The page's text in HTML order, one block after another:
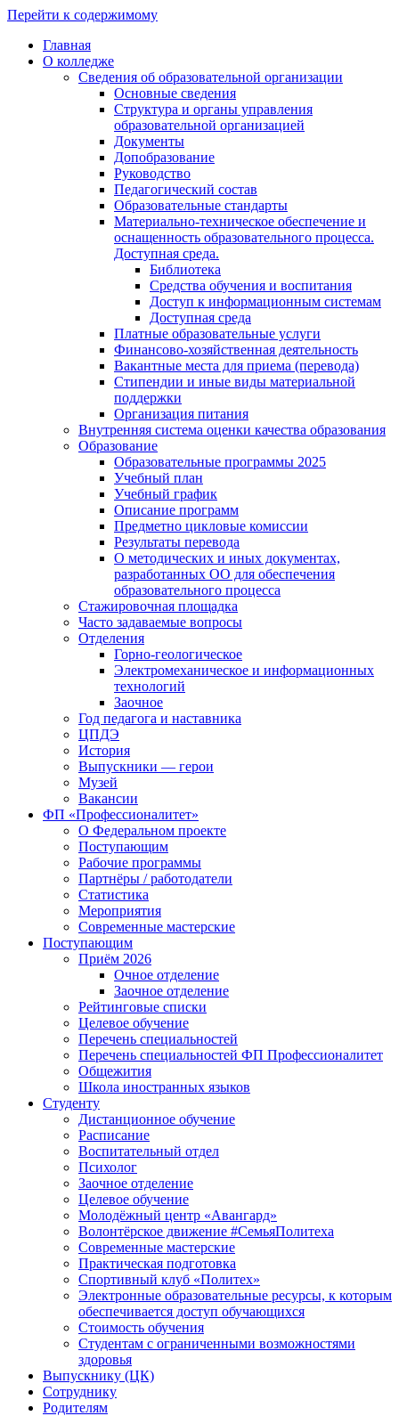
Перейти к содержимому
Главная
О колледже
Сведения об образовательной организации
Основные сведения
Структура и органы управления
образовательной организацией
Документы
Допобразование
Руководство
Педагогический состав
Образовательные стандарты
Материально-техническое обеспечение и
оснащенность образовательного процесса.
Доступная среда.
Библиотека
Средства обучения и воспитания
Доступ к информационным системам
Доступная среда
Платные образовательные услуги
Финансово-хозяйственная деятельность
Вакантные места для приема (перевода)
Стипендии и иные виды материальной
поддержки
Организация питания
Внутренняя система оценки качества образования
Образование
Образовательные программы 2025
Учебный план
Учебный график
Описание программ
Предметно цикловые комиссии
Результаты перевода
О методических и иных документах,
разработанных ОО для обеспечения
образовательного процесса
Стажировочная площадка
Часто задаваемые вопросы
Отделения
Горно-геологическое
Электромеханическое и информационных
технологий
Заочное
Год педагога и наставника
ЦПДЭ
История
Выпускники — герои
Музей
Вакансии
ФП «Профессионалитет»
О Федеральном проекте
Поступающим
Рабочие программы
Партнёры / работодатели
Статистика
Мероприятия
Современные мастерские
Поступающим
Приём 2026
Очное отделение
Заочное отделение
Рейтинговые списки
Целевое обучение
Перечень специальностей
Перечень специальностей ФП Профессионалитет
Общежития
Школа иностранных языков
Студенту
Дистанционное обучение
Расписание
Воспитательный отдел
Психолог
Заочное отделение
Целевое обучение
Молодёжный центр «Авангард»
Волонтёрское движение #СемьяПолитеха
Современные мастерские
Практическая подготовка
Спортивный клуб «Политех»
Электронные образовательные ресурсы, к которым
обеспечивается доступ обучающихся
Стоимость обучения
Студентам с ограниченными возможностями
здоровья
Выпускнику (ЦК)
Сотруднику
Родителям